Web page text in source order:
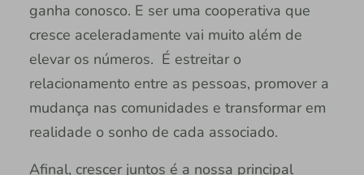
ganha conosco. E ser uma cooperativa que
cresce aceleradamente vai muito além de
elevar os números. É estreitar o
relacionamento entre as pessoas, promover a
mudança nas comunidades e transformar em
realidade o sonho de cada associado.
Afinal, crescer juntos é a nossa principal